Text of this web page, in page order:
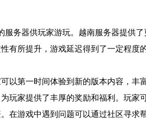
务器供玩家游玩。越南服务器提供
有所提升，游戏延迟得到了一定程度
第一时间体验到新的版本内容，丰
玩家提供了丰厚的奖励和福利。玩家
游戏中遇到问题可以通过社区寻求